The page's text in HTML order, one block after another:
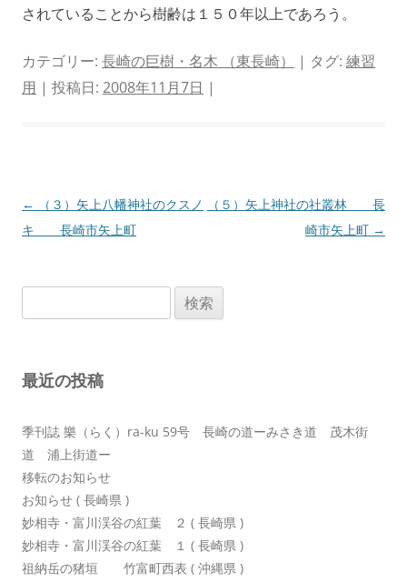
されていることから樹齢は１５０年以上であろう。
カテゴリー: 長崎の巨樹・名木 （東長崎） | タグ: 練習
用 | 投稿日: 2008年11月7日 |
投
稿
ョ
←
（３）矢上八幡神社のクスノ
キ 長崎市矢上町
（５）矢上神社の社叢林 長
崎市矢上町 →
索:
最近の投稿
季刊誌 樂（らく）ra-ku 59号 長崎の道ーみさき道 茂木街
道 浦上街道ー
移転のお知らせ
お知らせ ( 長崎県 )
妙相寺・富川渓谷の紅葉 ２ ( 長崎県 )
妙相寺・富川渓谷の紅葉 １ ( 長崎県 )
祖納岳の猪垣 竹富町西表 ( 沖縄県 )